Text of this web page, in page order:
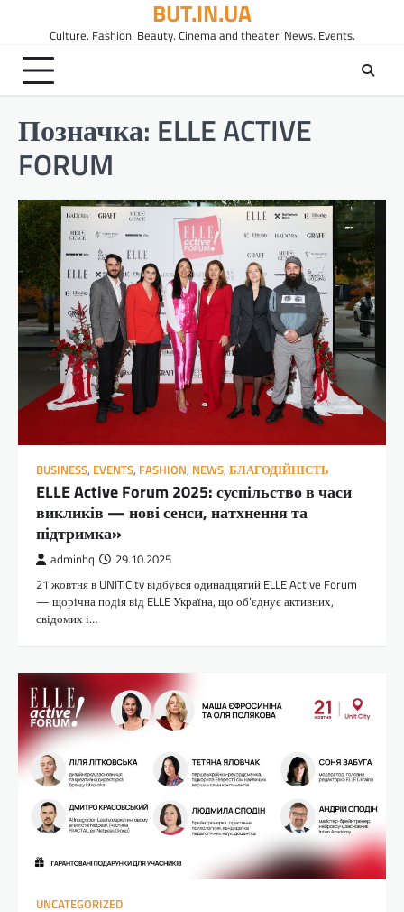
вмісту
BUT.IN.UA
Culture. Fashion. Beauty. Cinema and theater. News. Events.
Позначка: ELLE ACTIVE
FORUM
BUSINESS, EVENTS, FASHION, NEWS, БЛАГОДІЙНІСТЬ
ELLE Active Forum 2025: суспільство в часи
викликів — нові сенси, натхнення та
підтримка»
adminhq 29.10.2025
21 жовтня в UNIT.City відбувся одинадцятий ELLE Active Forum
— щорічна подія від ELLE Україна, що об’єднує активних,
свідомих і…
UNCATEGORIZED